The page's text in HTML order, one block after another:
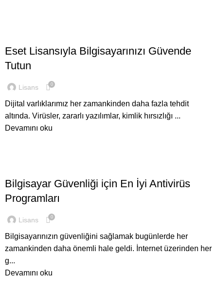
Eset Lisansıyla Bilgisayarınızı Güvende
Tutun
Lisans 0
Dijital varlıklarımız her zamankinden daha fazla tehdit
altında. Virüsler, zararlı yazılımlar, kimlik hırsızlığı ...
Devamını oku
Bilgisayar Güvenliği için En İyi Antivirüs
Programları
Lisans 0
Bilgisayarınızın güvenliğini sağlamak bugünlerde her
zamankinden daha önemli hale geldi. İnternet üzerinden her
g...
Devamını oku